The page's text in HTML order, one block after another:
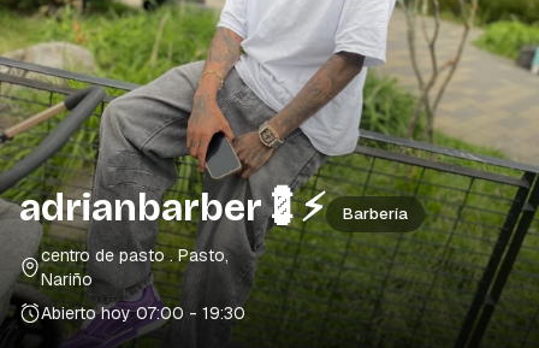
adrianbarber💈⚡️ Barbería
centro de pasto. Pasto,
Nariño
Abierto hoy 07:00 - 19:30